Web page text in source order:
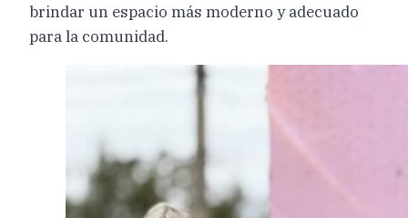
brindar un espacio más moderno у adecuado
para la comunidad.